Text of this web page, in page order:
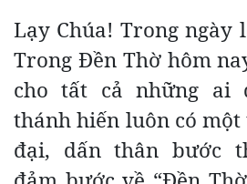
Lạy Chúa! Trong ngày
Trong Đền Thờ hôm
cho tất cả những ai
thánh hiến luôn có
đại, dấn thân bước